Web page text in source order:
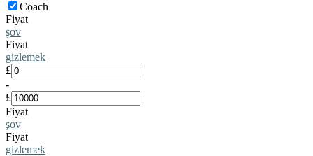
Coach
Fiyat
şov
Fiyat
gizlemek
£
-
£
Fiyat
şov
Fiyat
gizlemek